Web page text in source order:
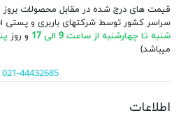
قیمت های درج شده در مقابل محصولات بروز
سراسر کشور توسط شرکتهای باربری و پستی
شنبه تا چهارشنبه از ساعت 9 الی 17
و روز
میباشد)
021-44432685
اطلاعات